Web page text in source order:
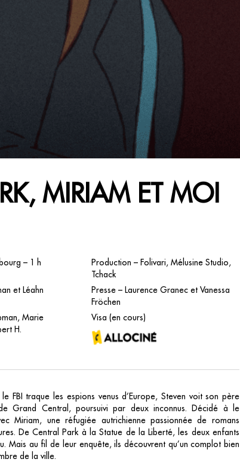
MIRIAM ET MOI
– 1 h
et Léahn
Marie
H.
Production – Folivari, Mélusine Studio,
Tchack
Presse – Laurence Granec et Vanessa
Fröchen
Visa (en cours)
FBI traque les espions venus d’Europe, Steven voit son père
Grand Central, poursuivi par deux inconnus. Décidé à le
Miriam, une réfugiée autrichienne passionnée de romans
De Central Park à la Statue de la Liberté, les deux enfants
Mais au fil de leur enquête, ils découvrent qu’un complot bien
de la ville.